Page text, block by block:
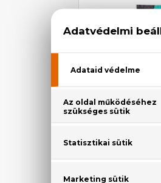
Sportolás utáni